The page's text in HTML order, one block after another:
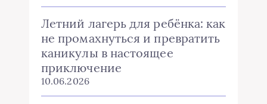
Летний лагерь для ребёнка: как
не промахнуться и превратить
каникулы в настоящее
приключение
10.06.2026